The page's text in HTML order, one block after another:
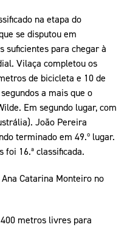
na etapa do
se disputou em
suficientes para chegar à
Vilaça completou os
de bicicleta e 10 de
a mais que o
Em segundo lugar, com
João Pereira
terminado em 49.º lugar.
foi 16.ª classificada.
Catarina Monteiro no
metros livres para